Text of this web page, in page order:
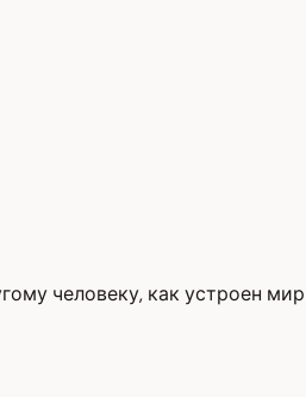
человеку, как устроен